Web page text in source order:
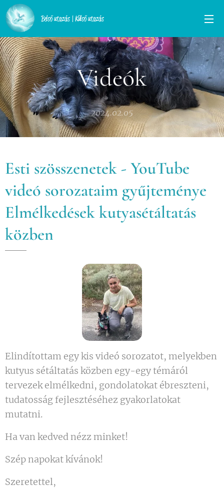
Belső utazás | Külső utazás
Videók
2024.02.05
Esti szösszenetek - YouTube
videó sorozataim gyűjteménye
Elmélkedések kutyasétáltatás
közben
Elindítottam egy kis videó sorozatot, melyekben
kutyus sétáltatás közben egy-egy témáról
tervezek elmélkedni, gondolatokat ébreszteni,
tudatosság fejlesztéséhez gyakorlatokat
mutatni.
Ha van kedved nézz minket!
Szép napokat kívánok!
Szeretettel,